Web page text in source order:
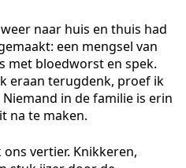
naar huis en thuis had
een mengsel van
met bloedworst en spek.
eraan terugdenk, proef ik
in de familie is erin
na te maken.
vertier. Knikkeren,